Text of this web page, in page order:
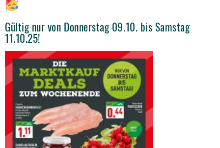
Gültig nur von Donnerstag 09.10. bis Samstag
11.10.25!